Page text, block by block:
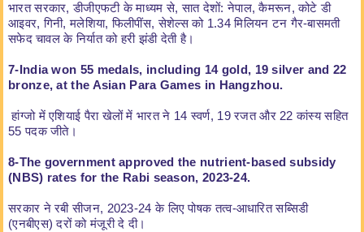
भारत सरकार, डीजीएफटी के माध्यम से, सात देशों: नेपाल, कैमरून, कोटे डी
आइवर, गिनी, मलेशिया, फिलीपींस, सेशेल्स को 1.34 मिलियन टन गैर-बासमती
सफेद चावल के निर्यात को हरी झंडी देती है।
7-India won 55 medals, including 14 gold, 19 silver and 22
bronze, at the Asian Para Games in Hangzhou.
हांग्जो में एशियाई पैरा खेलों में भारत ने 14 स्वर्ण, 19 रजत और 22 कांस्य सहित
55 पदक जीते।
8-The government approved the nutrient-based subsidy
(NBS) rates for the Rabi season, 2023-24.
सरकार ने रबी सीजन, 2023-24 के लिए पोषक तत्व-आधारित सब्सिडी
(एनबीएस) दरों को मंजूरी दे दी।